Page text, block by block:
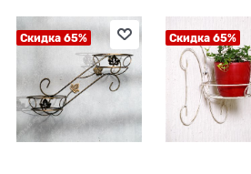
Скидка 65% Скидка 65%